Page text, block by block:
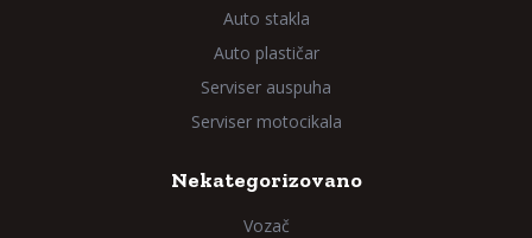
Auto stakla
Auto plastičar
Serviser auspuha
Serviser motocikala
Nekategorizovano
Vozač